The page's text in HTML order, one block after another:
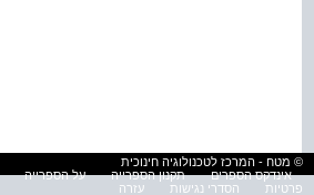
© מטח - המרכז לטכנולוגיה חינוכית
אינדקס הספרים
תקנון הספרייה על הספרייה
פרטיות
הסדרי נגישות עזרה